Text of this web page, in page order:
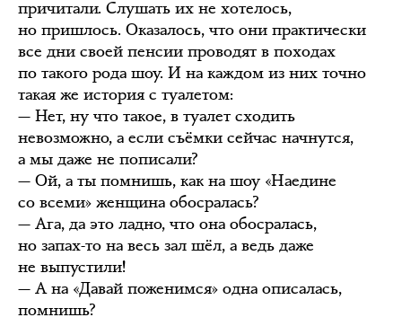
причитали. Слушать их не хотелось,
но пришлось. Оказалось, что они практически
все дни своей пенсии проводят в походах
по такого рода шоу. И на каждом из них точно
такая же история с туалетом:
— Нет, ну что такое, в туалет сходить
невозможно, а если съёмки сейчас начнутся,
а мы даже не пописали?
— Ой, а ты помнишь, как на шоу «Наедине
со всеми» женщина обосралась?
— Ага, да это ладно, что она обосралась,
но запах-то на весь зал шёл, а ведь даже
не выпустили!
— А на «Давай поженимся» одна описалась,
помнишь?